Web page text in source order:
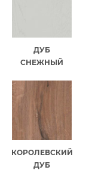
ДУБ
СНЕЖНЫЙ
КОРОЛЕВСКИЙ
ДУБ